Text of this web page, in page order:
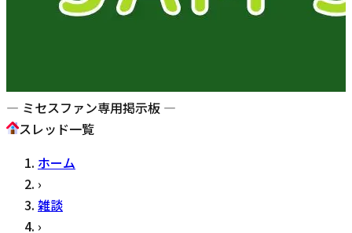
— ミセスファン専用掲示板 —
スレッド一覧
ホーム
›
雑談
›